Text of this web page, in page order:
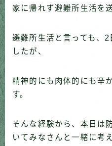
家に帰れず避難所生活を
避難所生活と言っても、
したが、
精神的にも肉体的にも辛
す。
そんな経験から、本日は
いてみなさんと一緒に考